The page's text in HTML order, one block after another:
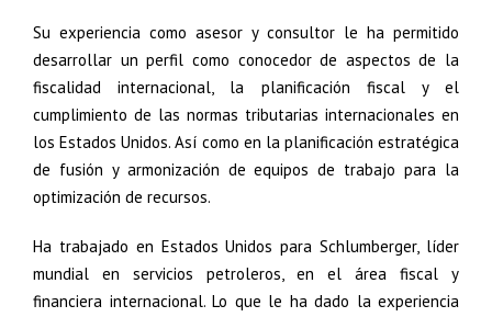
Su experiencia como asesor y consultor le ha permitido
desarrollar un perfil como conocedor de aspectos de la
fiscalidad internacional, la planificación fiscal y el
cumplimiento de las normas tributarias internacionales en
los Estados Unidos. Así como en la planificación estratégica
de fusión y armonización de equipos de trabajo para la
optimización de recursos.
Ha trabajado en Estados Unidos para Schlumberger, líder
mundial en servicios petroleros, en el área fiscal y
financiera internacional. Lo que le ha dado la experiencia